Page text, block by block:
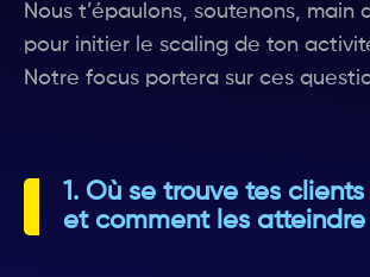
Nous t’épaulons, soutenons, main
pour initier le scaling de ton
Notre focus portera sur ces
1. Où se trouve tes
et comment les atteindre